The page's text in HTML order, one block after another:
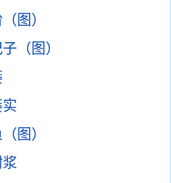
图）
（图）
图）